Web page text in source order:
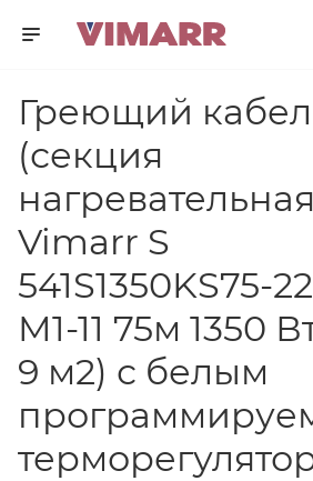
Греющий
(секция
Vimarr S
541S1350KS75-
M1-11 75м 1350
9 м2) с белым